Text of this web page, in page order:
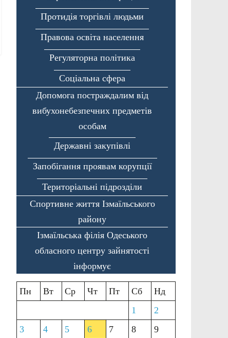
Протидія торгівлі людьми
Правова освіта населення
Регуляторна політика
Соціальна сфера
Допомога постраждалим від
вибухонебезпечних предметів
особам
Державні закупівлі
Запобігання проявам корупції
Територіальні підрозділи
Спортивне життя Ізмаїльського
району
Ізмаїльська філія Одеського
обласного центру зайнятості
інформує
Пн Вт Ср Чт Пт Сб
Нд
1
2
3
4 5 6 7 8
9